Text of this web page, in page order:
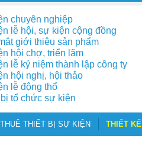
chuyên nghiệp
lễ hội, sự kiện cộng đồng
giới thiệu sản phẩm
hội chợ, triển lãm
lễ kỷ niệm thành lập công ty
hội nghị, hội thảo
lễ động thổ
tổ chức sự kiện
THIẾT BỊ SỰ KIỆN THIẾT KẾ